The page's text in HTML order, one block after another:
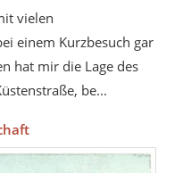
vielen
einem Kurzbesuch gar
hat mir die Lage des
be...